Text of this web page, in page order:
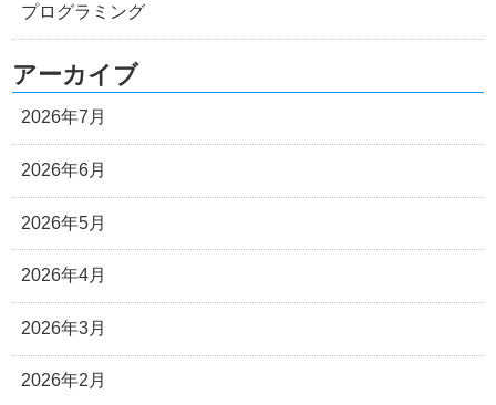
プログラミング
アーカイブ
2026年7月
2026年6月
2026年5月
2026年4月
2026年3月
2026年2月